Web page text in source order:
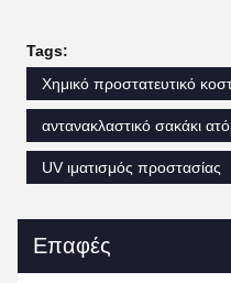
Tags:
Χημικό προστατευτικό
αντανακλαστικό σακάκι
UV ιματισμός προστασίας
Επαφές